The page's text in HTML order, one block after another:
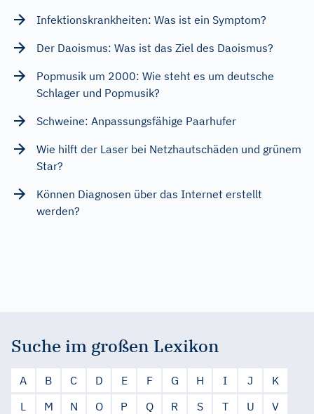
Infektionskrankheiten: Was ist ein Symptom?
Der Daoismus: Was ist das Ziel des Daoismus?
Popmusik um 2000: Wie steht es um deutsche
Schlager und Popmusik?
Schweine: Anpassungsfähige Paarhufer
Wie hilft der Laser bei Netzhautschäden und grünem
Star?
Können Diagnosen über das Internet erstellt
werden?
Suche im großen Lexikon
A B C D E F G H I J
K
L
M N O P Q R S T U
V